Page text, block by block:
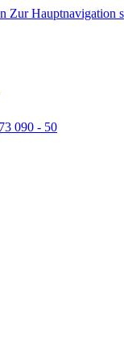
Zur Hauptnavigation
090 - 50